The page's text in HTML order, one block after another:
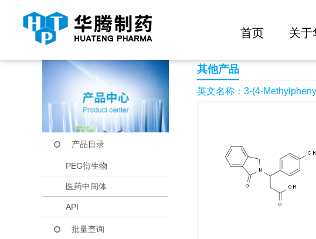
首页 关于
当前位置： 首页 产品中心 3-(4-Methylphenyl)-3-(1-oxo-1,3-
产品目录
PEG衍生物
医药中间体
API
批量查询
其他产品
英文名称：3-(4-